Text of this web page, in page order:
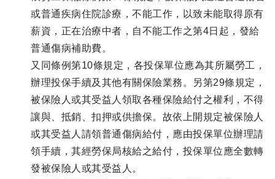
或普通疾病住院診療，不能工作，以致未能取得原有
薪資，正在治療中者，自不能工作之第4日起，發給
普通傷病補助費。
又同條例第10條規定，各投保單位應為其所屬勞工，
辦理投保手續及其他有關保險業務。另第29條規定，
被保險人或其受益人領取各種保險給付之權利，不得
讓與、抵銷、扣押或供擔保。故依上開規定被保險人
或其受益人請領普通傷病給付，應由投保單位辦理請
領手續，其經勞保局核給之給付，投保單位應全數轉
發被保險人或其受益人。